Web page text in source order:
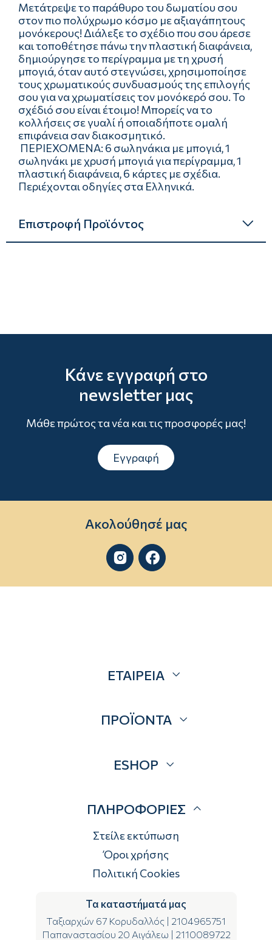
Μετάτρεψε το παράθυρο του δωματίου σου
στον πιο πολύχρωμο κόσμο με αξιαγάπητους
μονόκερους! Διάλεξε το σχέδιο που σου άρεσε
και τοποθέτησε πάνω την πλαστική διαφάνεια,
δημιούργησε το περίγραμμα με τη χρυσή
μπογιά, όταν αυτό στεγνώσει, χρησιμοποίησε
τους χρωματικούς συνδυασμούς της επιλογής
σου για να χρωματίσεις τον μονόκερό σου. Το
σχέδιό σου είναι έτοιμο! Μπορείς να το
κολλήσεις σε γυαλί ή οποιαδήποτε ομαλή
επιφάνεια σαν διακοσμητικό.
ΠΕΡΙΕΧΟΜΕΝΑ: 6 σωληνάκια με μπογιά, 1
σωληνάκι με χρυσή μπογιά για περίγραμμα, 1
πλαστική διαφάνεια, 6 κάρτες με σχέδια.
Περιέχονται οδηγίες στα Ελληνικά.
Επιστροφή Προϊόντος
Κάνε εγγραφή στο
newsletter μας
Μάθε πρώτος τα νέα και τις προσφορές μας!
Εγγραφή
Ακολούθησέ μας
 
ΕΤΑΙΡΕΙΑ
Επικοινωνία
ΠΡΟΪΟΝΤΑ
Brands
ESHOP
Τρόποι αποστολής
Τρόποι πληρωμής
Επιστροφές
ΠΛΗΡΟΦΟΡΙΕΣ
Στείλε εκτύπωση
Όροι χρήσης
Πολιτική Cookies
Τα καταστήματά μας
Ταξιαρχών 67 Κορυδαλλός
2104965751
Παπαναστασίου 20 Αιγάλεω
2110089722